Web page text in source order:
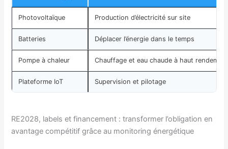
Photovoltaïque Production d’électricité sur site
Batteries Déplacer l’énergie dans le temps
Pompe à chaleur Chauffage et eau chaude à haut
Plateforme IoT Supervision et pilotage
RE2028, labels et financement : transformer l’obligation en
avantage compétitif grâce au monitoring énergétique